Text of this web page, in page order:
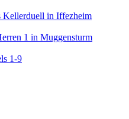
Kellerduell in Iffezheim
1 in Muggensturm
1-9